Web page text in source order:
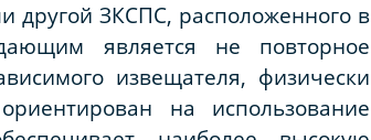
другой ЗКСПС, расположенного в
является не повторное
извещателя, физически
на использование